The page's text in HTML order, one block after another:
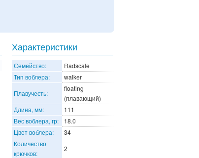
Характеристики
Семейство:
Radscale
Тип воблера:
walker
Плавучесть:
floating
(плавающий)
Длина, мм:
111
Вес воблера, гр:
18.0
Цвет воблера:
34
Количество
крючков:
2